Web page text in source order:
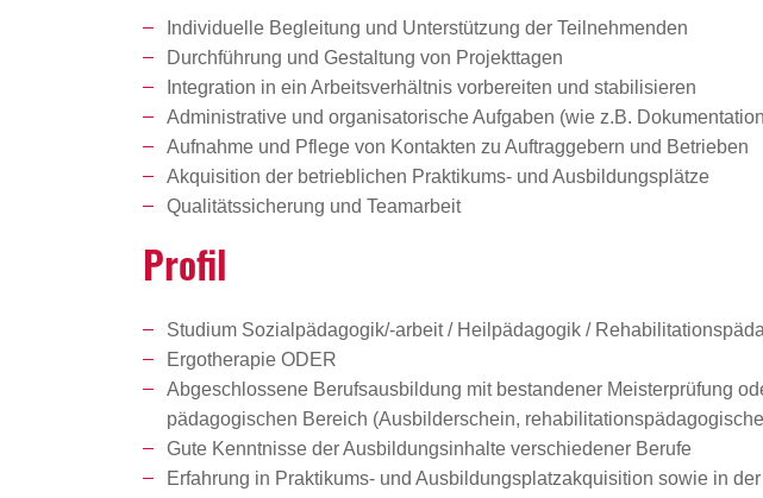
Individuelle Begleitung und Unterstützung der Teilnehmenden
Durchführung und Gestaltung von Projekttagen
Integration in ein Arbeitsverhältnis vorbereiten und stabilisieren
Administrative und organisatorische Aufgaben (wie z.B.
Aufnahme und Pflege von Kontakten zu Auftraggebern und Betrieben
Akquisition der betrieblichen Praktikums- und Ausbildungsplätze
Qualitätssicherung und Teamarbeit
Profil
Studium Sozialpädagogik/-arbeit / Heilpädagogik /
Ergotherapie ODER
Abgeschlossene Berufsausbildung mit bestandener Meisterprüfung
pädagogischen Bereich (Ausbilderschein,
Gute Kenntnisse der Ausbildungsinhalte verschiedener Berufe
Erfahrung in Praktikums- und Ausbildungsplatzakquisition sowie in